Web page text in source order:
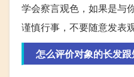
学会察言观色，如果是与
谨慎行事，不要随意发表
怎么评价对象的长发